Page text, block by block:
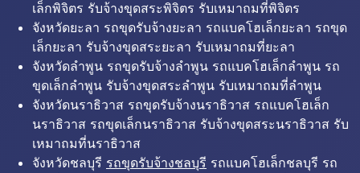
เล็กพิจิตร รับจ้างขุดสระพิจิตร รับเหมาถมที่พิจิตร
จังหวัดยะลา รถขุดรับจ้างยะลา รถแบคโฮเล็กยะลา รถขุด
เล็กยะลา รับจ้างขุดสระยะลา รับเหมาถมที่ยะลา
จังหวัดลำพูน รถขุดรับจ้างลำพูน รถแบคโฮเล็กลำพูน รถ
ขุดเล็กลำพูน รับจ้างขุดสระลำพูน รับเหมาถมที่ลำพูน
จังหวัดนราธิวาส รถขุดรับจ้างนราธิวาส รถแบคโฮเล็ก
นราธิวาส รถขุดเล็กนราธิวาส รับจ้างขุดสระนราธิวาส รับ
เหมาถมที่นราธิวาส
จังหวัดชลบุรี รถขุดรับจ้างชลบุรี รถแบคโฮเล็กชลบุรี รถ